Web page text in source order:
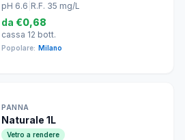
pH 6.6 R.F. 35 mg/L
da €0,68
cassa 12 bott.
Popolare: Milano
PANNA
Naturale 1L
Vetro a rendere